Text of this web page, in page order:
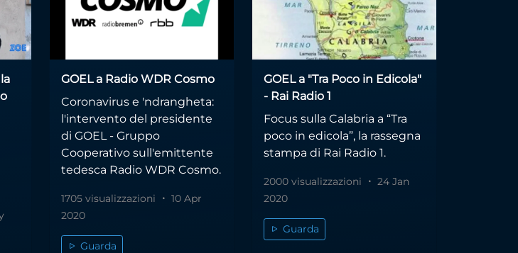
GOEL a Radio WDR Cosmo
Coronavirus e 'ndrangheta:
l'intervento del presidente
di GOEL - Gruppo
Cooperativo sull'emittente
tedesca Radio WDR Cosmo.
1705 visualizzazioni
10 Apr
2020
Guarda
GOEL a "Tra Poco in Edicola"
- Rai Radio 1
Focus sulla Calabria a “Tra
poco in edicola”, la rassegna
stampa di Rai Radio 1.
2000 visualizzazioni
24 Jan
2020
Guarda